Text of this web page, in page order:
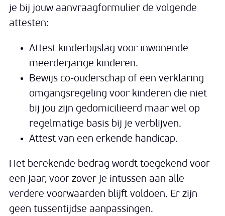
je bij jouw aanvraagformulier de volgende
attesten:
Attest kinderbijslag voor inwonende
meerderjarige kinderen.
Bewijs co-ouderschap of een verklaring
omgangsregeling voor kinderen die niet
bij jou zijn gedomicilieerd maar wel op
regelmatige basis bij je verblijven.
Attest van een erkende handicap.
Het berekende bedrag wordt toegekend voor
een jaar, voor zover je intussen aan alle
verdere voorwaarden blijft voldoen. Er zijn
geen tussentijdse aanpassingen.